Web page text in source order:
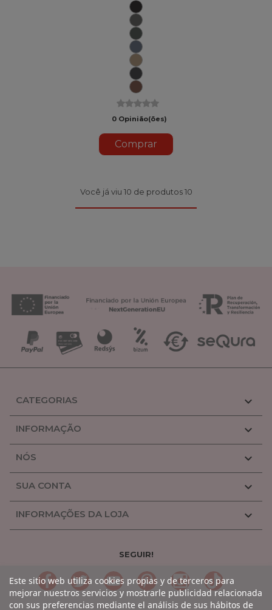
Matt
BlackMars
GrayU78
Botânico
Selo
U79U85
Gergelim
Nuvem
U81U84
Argile
0 Opinião(ões)
Comprar
Você já viu 10 de produtos 10
CATEGORIAS 
INFORMAÇÃO 
NÓS 
SUA CONTA 
INFORMAÇÕES DA LOJA 
SEGUIR!
LinkedInGorjeioYouTubePinterestLinkedinTikTok
Este sitio web utiliza cookies propias y de terceros para
mejorar nuestros servicios y mostrarle publicidad relacionada
con sus preferencias mediante el análisis de sus hábitos de